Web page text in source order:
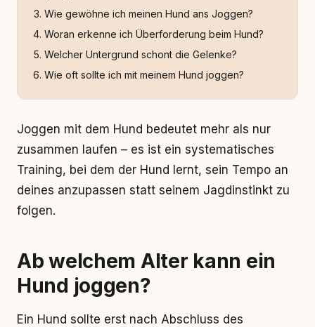
Wie gewöhne ich meinen Hund ans Joggen?
Woran erkenne ich Überforderung beim Hund?
Welcher Untergrund schont die Gelenke?
Wie oft sollte ich mit meinem Hund joggen?
Joggen mit dem Hund bedeutet mehr als nur
zusammen laufen – es ist ein systematisches
Training, bei dem der Hund lernt, sein Tempo an
deines anzupassen statt seinem Jagdinstinkt zu
folgen.
Ab welchem Alter kann ein
Hund joggen?
Ein Hund sollte erst nach Abschluss des